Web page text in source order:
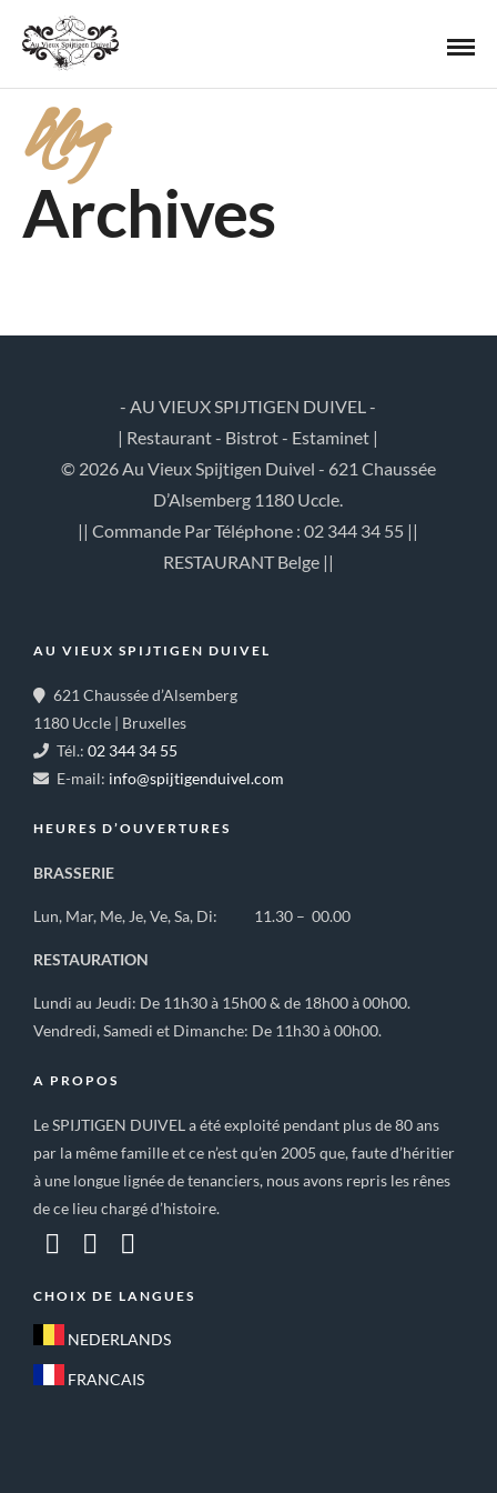
Blog
Archives
- AU VIEUX SPIJTIGEN DUIVEL -
| Restaurant - Bistrot - Estaminet |
© 2026 Au Vieux Spijtigen Duivel - 621 Chaussée
D’Alsemberg 1180 Uccle.
|| Commande Par Téléphone : 02 344 34 55 ||
RESTAURANT Belge ||
AU VIEUX SPIJTIGEN DUIVEL
621 Chaussée d’Alsemberg
1180 Uccle | Bruxelles
Tél.: 02 344 34 55
E-mail: info@spijtigenduivel.com
HEURES D’OUVERTURES
BRASSERIE
Lun, Mar, Me, Je, Ve, Sa, Di: 11.30 – 00.00
RESTAURATION
Lundi au Jeudi: De 11h30 à 15h00 & de 18h00 à 00h00.
Vendredi, Samedi et Dimanche: De 11h30 à 00h00.
A PROPOS
Le SPIJTIGEN DUIVEL a été exploité pendant plus de 80 ans
par la même famille et ce n’est qu’en 2005 que, faute d’héritier
à une longue lignée de tenanciers, nous avons repris les rênes
de ce lieu chargé d’histoire.
CHOIX DE LANGUES
NEDERLANDS
FRANCAIS